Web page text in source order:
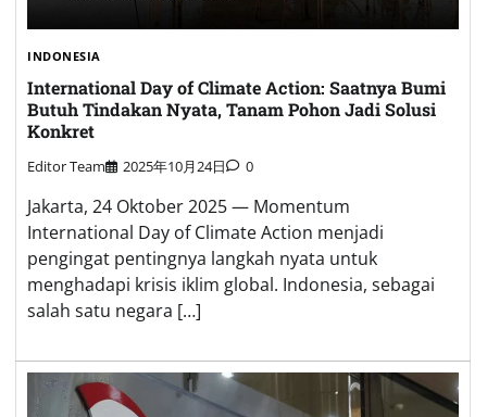
INDONESIA
International Day of Climate Action: Saatnya Bumi
Butuh Tindakan Nyata, Tanam Pohon Jadi Solusi
Konkret
Editor Team 2025年10月24日 0
Jakarta, 24 Oktober 2025 — Momentum
International Day of Climate Action menjadi
pengingat pentingnya langkah nyata untuk
menghadapi krisis iklim global. Indonesia, sebagai
salah satu negara […]